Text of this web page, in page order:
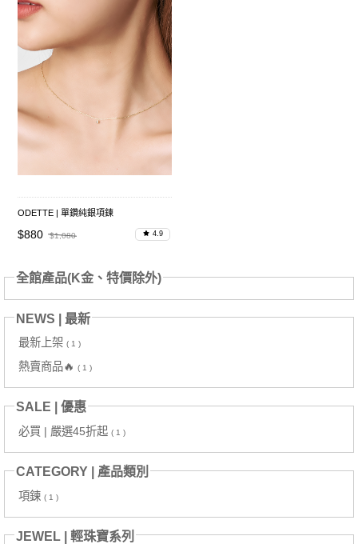
ODETTE | 單鑽純銀項鍊
$880 $1,080 4.9
全館產品(K金、特價除外)
NEWS | 最新
最新上架 ( 1 )
熱賣商品🔥 ( 1 )
SALE | 優惠
必買 | 嚴選45折起 ( 1 )
CATEGORY | 產品類別
項鍊 ( 1 )
JEWEL | 輕珠寶系列